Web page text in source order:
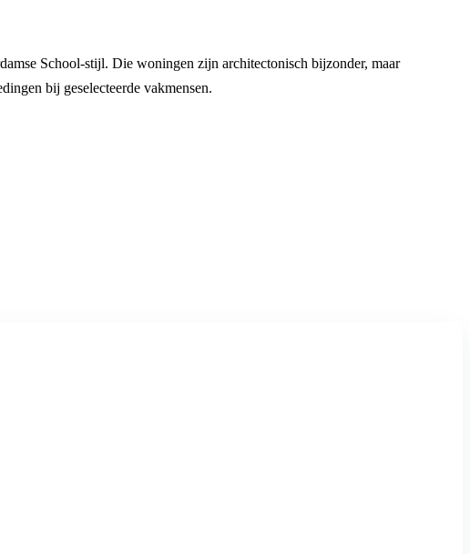
School-stijl. Die woningen zijn architectonisch bijzonder, maar
bij geselecteerde vakmensen.